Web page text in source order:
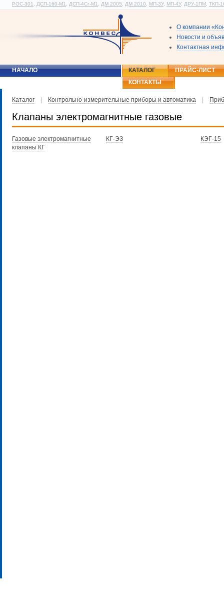
РОС-301 ДСП-160-М1 ДСП-4Сг-М1 ДМ 2005 ДМ 2010 МП-3У, МП-4У, ДРУ-1ПМ ТКП-
О компании
Новости и
Контактная
НАЧАЛО КАТАЛОГ
ПРАЙС-ЛИСТ
КОНТАКТЫ
Каталог Контрольно-измерительные приборы и автоматика
Клапаны электромагнитные газовые
Газовые электромагнитные
клапаны КГ
КГ-ЭЗ КЭГ-15